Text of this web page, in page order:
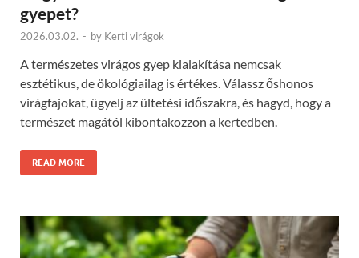
gyepet?
2026.03.02. - by Kerti virágok
A természetes virágos gyep kialakítása nemcsak
esztétikus, de ökológiailag is értékes. Válassz őshonos
virágfajokat, ügyelj az ültetési időszakra, és hagyd, hogy a
természet magától kibontakozzon a kertedben.
READ MORE